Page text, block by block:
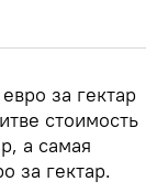
за гектар
стоимость
а самая
за гектар.